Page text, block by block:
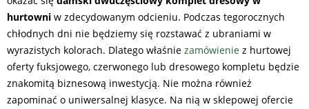
hurtowni w zdecydowanym odcieniu. Podczas tegorocznych
chłodnych dni nie będziemy się rozstawać z ubraniami w
wyrazistych kolorach. Dlatego właśnie zamówienie z hurtowej
oferty fuksjowego, czerwonego lub dresowego kompletu będzie
znakomitą biznesową inwestycją. Nie można również
zapominać o uniwersalnej klasyce. Na nią w sklepowej ofercie